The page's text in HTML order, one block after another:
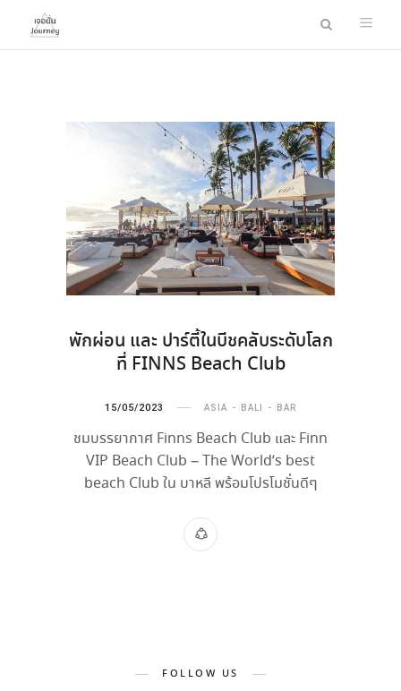
พักผ่อน และ ปาร์ตี้ในบีชคลับระดับโลก
ที่ FINNS Beach Club
15/05/2023 ASIA BALI BAR
ชมบรรยากาศ Finns Beach Club และ Finn
VIP Beach Club – The World’s best
beach Club ใน บาหลี พร้อมโปรโมชั่นดีๆ
FOLLOW US